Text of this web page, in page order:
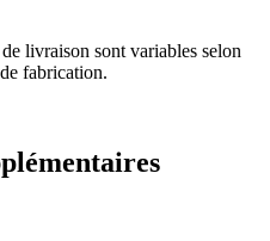
livraison sont variables selon
fabrication.